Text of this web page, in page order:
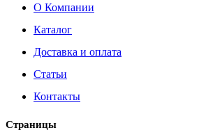
О Компании
Каталог
Доставка и оплата
Статьи
Контакты
Страницы